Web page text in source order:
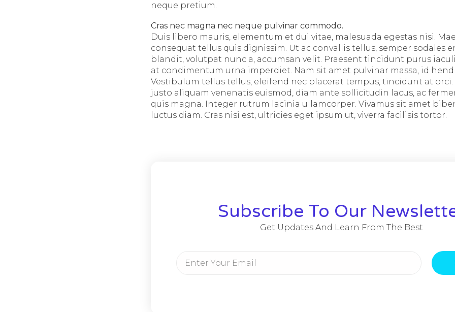
neque pretium.
Cras nec magna nec neque pulvinar commodo.
Duis libero mauris, elementum et dui vitae, malesuada egestas nisi.
consequat tellus quis dignissim. Ut ac convallis tellus, semper sodales
blandit, volutpat nunc a, accumsan velit. Praesent tincidunt purus
at condimentum urna imperdiet. Nam sit amet pulvinar massa, id
Vestibulum tellus tellus, eleifend nec placerat tempus, tincidunt at
justo aliquam venenatis euismod, diam ante sollicitudin lacus, ac
quis magna. Integer rutrum lacinia ullamcorper. Vivamus sit amet
luctus diam. Cras nisi est, ultricies eget ipsum ut, viverra facilisis tortor.
Subscribe To Our
Get Updates And Learn From The Best